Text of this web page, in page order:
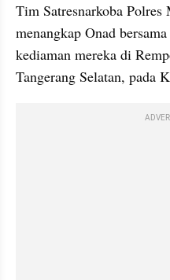
Tim Satresnarkoba
menangkap Onad
kediaman mereka di
Tangerang Selatan, pada